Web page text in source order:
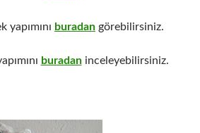
yapımını buradan görebilirsiniz.
buradaninceleyebilirsiniz.